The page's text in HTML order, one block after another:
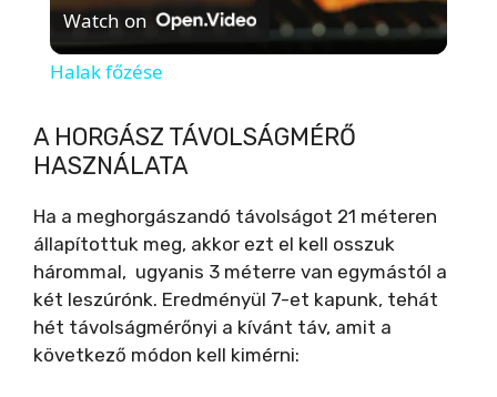
l
V
i
d
Watch on
Halak főzése
A HORGÁSZ TÁVOLSÁGMÉRŐ
HASZNÁLATA
Ha a meghorgászandó távolságot 21 méteren
állapítottuk meg, akkor ezt el kell osszuk
hárommal, ugyanis 3 méterre van egymástól a
két leszúrónk. Eredményül 7-et kapunk, tehát
hét távolságmérőnyi a kívánt táv, amit a
következő módon kell kimérni: